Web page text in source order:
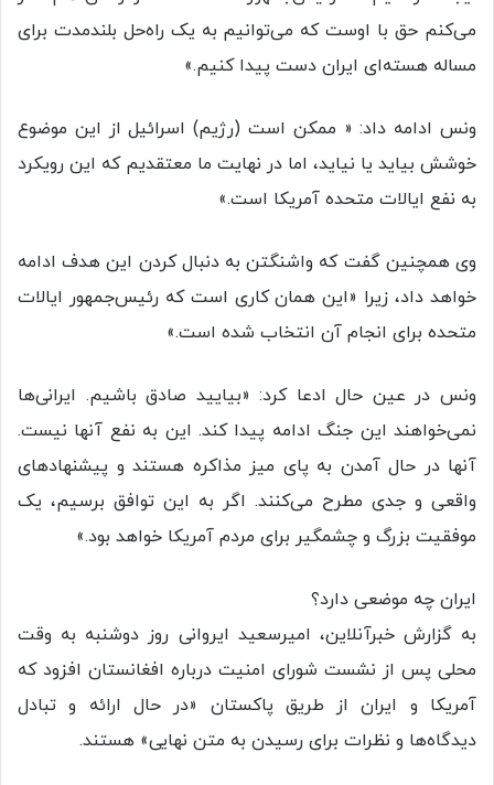
می‌کنم حق با اوست که می‌توانیم به یک راه‌حل بلندمدت برای
مساله هسته‌ای ایران دست پیدا کنیم.»
ونس ادامه داد: « ممکن است (رژیم) اسرائیل از این موضوع
خوشش بیاید یا نیاید، اما در نهایت ما معتقدیم که این رویکرد
به نفع ایالات متحده آمریکا است.»
وی همچنین گفت که واشنگتن به دنبال کردن این هدف ادامه
خواهد داد، زیرا «این همان کاری است که رئیس‌جمهور ایالات
متحده برای انجام آن انتخاب شده است.»
ونس در عین حال ادعا کرد: «بیایید صادق باشیم. ایرانی‌ها
نمی‌خواهند این جنگ ادامه پیدا کند. این به نفع آنها نیست.
آنها در حال آمدن به پای میز مذاکره هستند و پیشنهادهای
واقعی و جدی مطرح می‌کنند. اگر به این توافق برسیم، یک
موفقیت بزرگ و چشمگیر برای مردم آمریکا خواهد بود.»
ایران چه موضعی دارد؟
به گزارش خبرآنلاین، امیرسعید ایروانی روز دوشنبه به وقت
محلی پس از نشست شورای امنیت درباره افغانستان افزود که
آمریکا و ایران از طریق پاکستان «در حال ارائه و تبادل
دیدگاه‌ها و نظرات برای رسیدن به متن نهایی» هستند.